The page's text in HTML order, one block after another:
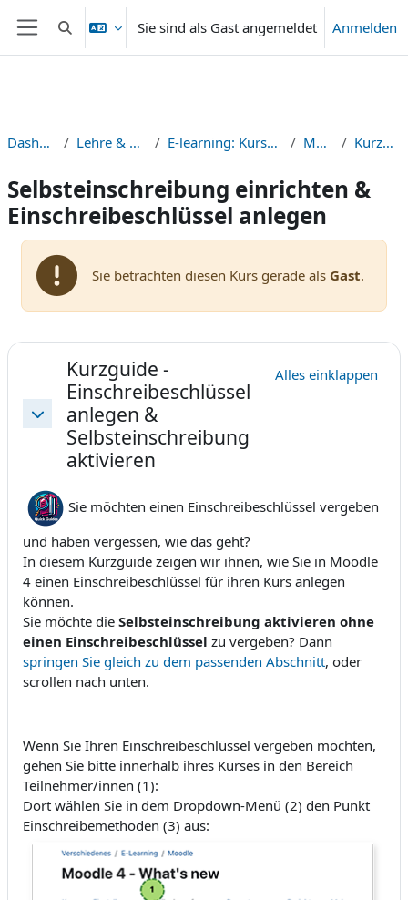
Zum Hauptinhalt
Website-Übersicht
Sucheingabe umschaltenSie sind als Gast angemeldet Anmelden
Dashboard Lehre & Didaktik E-learning: Kurse & Guides Moodle Kurzguides
Selbsteinschreibung einrichten &
Einschreibeschlüssel anlegen
Sie betrachten diesen Kurs gerade als Gast.
Abschnittsübersicht
Einklappen
Kurzguide -
Einschreibeschlüssel
anlegen &
Selbsteinschreibung
aktivieren
Alles einklappen
Sie möchten einen Einschreibeschlüssel vergeben
und haben vergessen, wie das geht?
In diesem Kurzguide zeigen wir ihnen, wie Sie in Moodle
4 einen Einschreibeschlüssel für ihren Kurs anlegen
können.
Sie möchte die Selbsteinschreibung aktivieren ohne
einen Einschreibeschlüssel zu vergeben? Dann
springen Sie gleich zu dem passenden Abschnitt, oder
scrollen nach unten.
Wenn Sie Ihren Einschreibeschlüssel vergeben möchten,
gehen Sie bitte innerhalb ihres Kurses in den Bereich
Teilnehmer/innen (1):
Dort wählen Sie in dem Dropdown-Menü (2) den Punkt
Einschreibemethoden (3) aus: